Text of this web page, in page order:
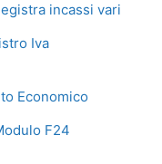
incassi vari
Iva
Economico
F24